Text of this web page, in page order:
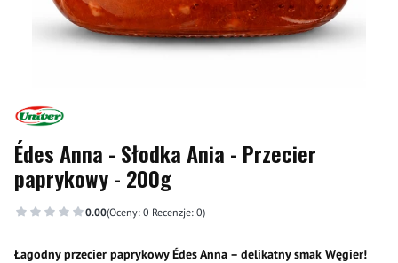
Édes Anna - Słodka Ania - Przecier
paprykowy - 200g
0.00(Oceny: 0 Recenzje: 0)
Łagodny przecier paprykowy Édes Anna – delikatny smak Węgier!